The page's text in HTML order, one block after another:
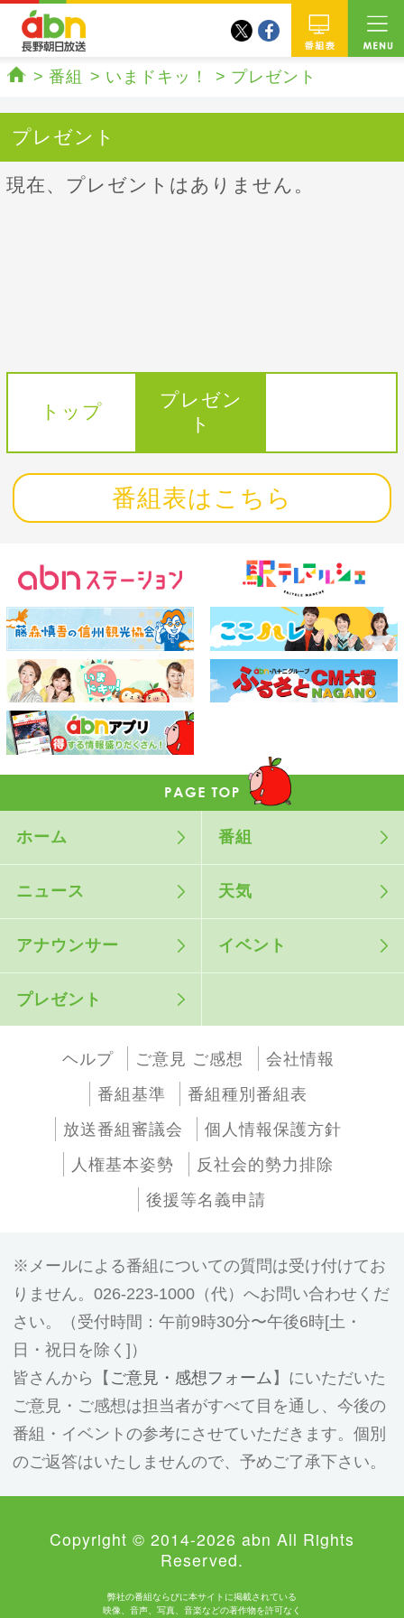
twitterfacebook
番組 いまドキッ！ プレゼント
プレゼント
現在、プレゼントはありません。
トップ
プレゼン
ト
番組表はこちら
ホーム 番組
ニュース 天気
アナウンサー イベント
プレゼント
ヘルプ ご意見 ご感想
会社情報
番組基準
番組種別番組表
放送番組審議会
個人情報保護方針
人権基本姿勢
反社会的勢力排除
後援等名義申請
メールによる番組についての質問は受け付けてお
りません。026-223-1000（代）へお問い合わせくだ
さい。（受付時間：午前9時30分〜午後6時[土・
日・祝日を除く]）
皆さんから【 ご意見・感想フォーム 】にいただいた
ご意見・ご感想は担当者がすべて目を通し、今後の
番組・イベントの参考にさせていただきます。個別
のご返答はいたしませんので、予めご了承下さい。
Copyright © 2014-2026 abn All Rights
Reserved.
弊社の番組ならびに本サイトに掲載されている
映像、音声、写真、音楽などの著作物を許可なく